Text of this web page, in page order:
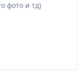
фото и тд)